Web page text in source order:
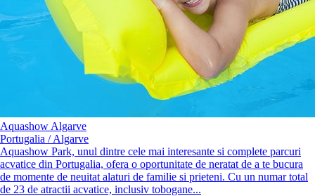
Aquashow Algarve
Portugalia / Algarve
Aquashow Park, unul dintre cele mai interesante si complete parcuri
acvatice din Portugalia, ofera o oportunitate de neratat de a te bucura
de momente de neuitat alaturi de familie si prieteni. Cu un numar total
de 23 de atractii acvatice, inclusiv tobogane...